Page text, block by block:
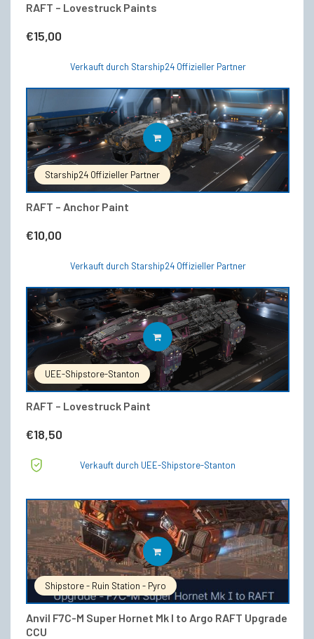
RAFT – Lovestruck Paints
€15,00
Verkauft durch Starship24 Offizieller Partner
Starship24 Offizieller Partner
RAFT – Anchor Paint
€10,00
IN DEN WARENKORB
Verkauft durch Starship24 Offizieller Partner
UEE-Shipstore-Stanton
RAFT – Lovestruck Paint
€18,50
IN DEN WARENKORB
Verkauft durch UEE-Shipstore-Stanton
Shipstore - Ruin Station - Pyro
Anvil F7C-M Super Hornet Mk I to Argo RAFT Upgrade
CCU
IN DEN WARENKORB